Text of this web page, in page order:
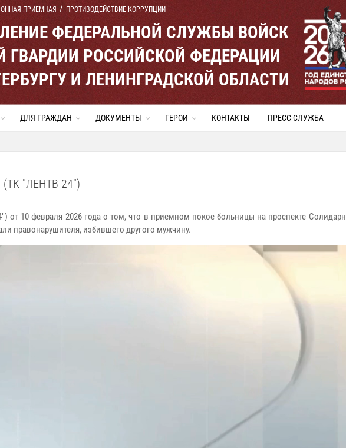
ПРИЕМНАЯ ПРОТИВОДЕЙСТВИЕ КОРРУПЦИИ
ФЕДЕРАЛЬНОЙ СЛУЖБЫ ВОЙСК
ГВАРДИИ РОССИЙСКОЙ ФЕДЕРАЦИИ
И ЛЕНИНГРАДСКОЙ ОБЛАСТИ
ДЛЯ ГРАЖДАН ДОКУМЕНТЫ ГЕРОИ КОНТАКТЫ ПРЕСС-СЛУЖБА
"ЛЕНТВ 24")
от 10 февраля 2026 года о том, что в приемном покое больницы на проспекте
правонарушителя, избившего другого мужчину.